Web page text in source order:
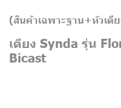
(สินค้าเฉพาะฐาน+หัวเตี
เตียง Synda รุ่น
Bicast